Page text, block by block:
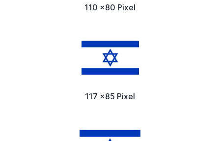
110 x80 Pixel
117 x85 Pixel